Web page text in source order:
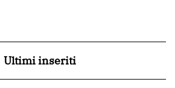
Ultimi inseriti